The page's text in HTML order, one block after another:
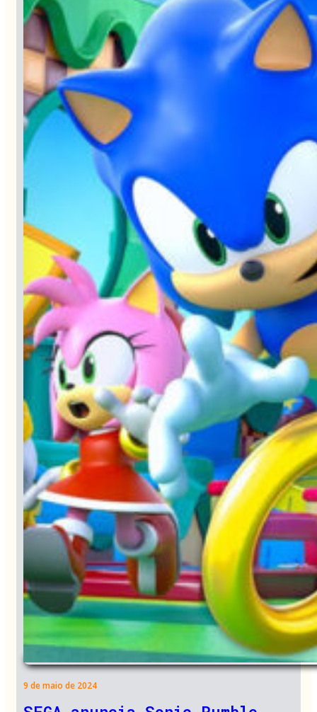
9 de maio de 2024